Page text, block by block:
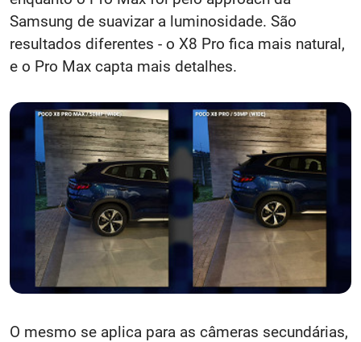
Samsung de suavizar a luminosidade. São
resultados diferentes - o X8 Pro fica mais natural,
e o Pro Max capta mais detalhes.
O mesmo se aplica para as câmeras secundárias,